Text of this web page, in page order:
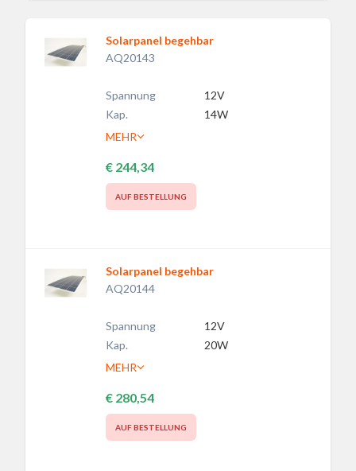
Solarpanel begehbar
AQ20143
Spannung
12V
Kap.
14W
MEHR
€ 244,34
AUF BESTELLUNG
Solarpanel begehbar
AQ20144
Spannung
12V
Kap.
20W
MEHR
€ 280,54
AUF BESTELLUNG